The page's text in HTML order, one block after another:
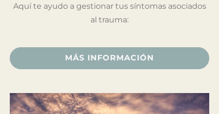
Aquí te ayudo a gestionar tus síntomas asociados
al trauma:
MÁS INFORMACIÓN